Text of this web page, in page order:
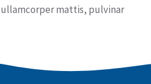
mattis, pulvinar